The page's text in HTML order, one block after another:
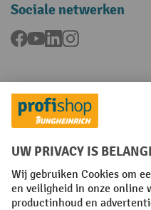
Sociale netwerken
Facebook
YouTubeLinkedInInstagram
Talen
FR NL
Algemene